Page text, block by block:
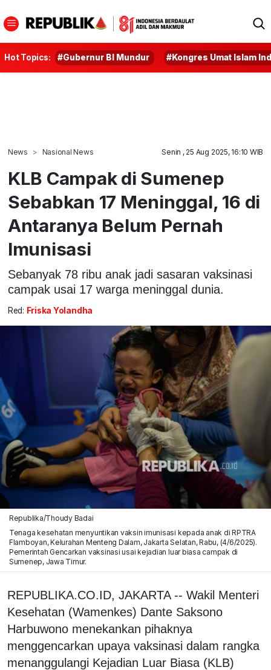
Hot Topics: #Gubernur BI Mundur #Kongres Umat Islam
News Nasional News Senin , 25 Aug 2025, 16:10 WIB
KLB Campak di Sumenep
Sebabkan 17 Meninggal, 16 di
Antaranya Belum Pernah
Imunisasi
Sebanyak 78 ribu anak jadi sasaran vaksinasi
campak usai 17 warga meninggal dunia.
Red: Friska Yolandha
Republika/Thoudy Badai
Tenaga kesehatan menyuntikan vaksin imunisasi kepada anak di RPTRA
Flamboyan, Kelurahan Menteng Dalam, Jakarta Selatan, Rabu, (4/6/2025).
Pemerintah Gencarkan vaksinasi usai kejadian luar biasa campak di
Sumenep, Jawa Timur.
REPUBLIKA.CO.ID, JAKARTA -- Wakil Menteri
Kesehatan (Wamenkes) Dante Saksono
Harbuwono menekankan pihaknya
menggencarkan upaya vaksinasi dalam rangka
menanggulangi Kejadian Luar Biasa (KLB)